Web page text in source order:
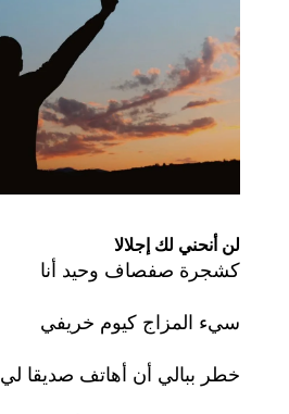
لن أنحني لك إجلالا
كشجرة صفصاف وحيد أنا
سيء المزاج كيوم خريفي
خطر ببالي أن أهاتف صديقا لي